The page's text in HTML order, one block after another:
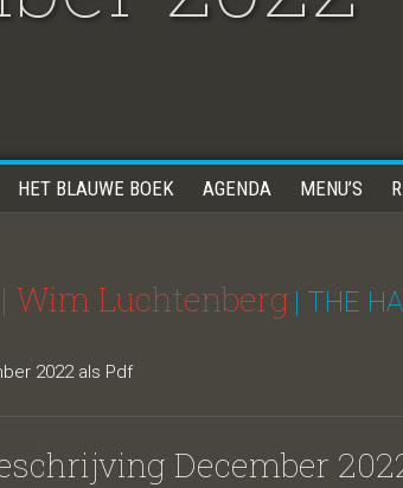
HET BLAUWE BOEK AGENDA MENU’S
| Wim Luchtenberg | THE
2022 als Pdf
December